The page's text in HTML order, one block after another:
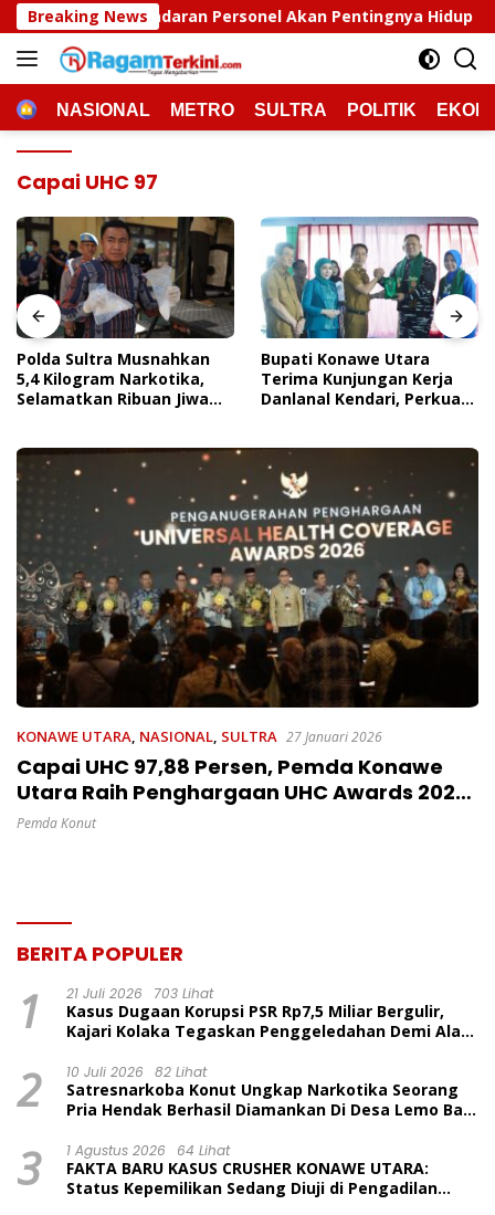
Langsung
ke
konten
Breaking News
Personel Akan Pentingnya Hidup Sehat
HOMENASIONAL METRO SULTRA POLITIK
Capai UHC 97
Polda Sultra Musnahkan
5,4 Kilogram Narkotika,
Selamatkan Ribuan Jiwa
Bupati Konawe Utara
Terima Kunjungan Kerja
Danlanal Kendari, Perkuat
KONAWE UTARA, NASIONAL, SULTRA 27 Januari 2026
Capai UHC 97,88 Persen, Pemda Konawe
Utara Raih Penghargaan UHC Awards 2026
Dari Menko PM
Pemda Konut
BERITA POPULER
1 21 Juli 2026 703 Lihat
Kasus Dugaan Korupsi PSR Rp7,5 Miliar Bergulir,
Kajari Kolaka Tegaskan Penggeledahan Demi Alat
2 10 Juli 2026 82 Lihat
Satresnarkoba Konut Ungkap Narkotika Seorang
Pria Hendak Berhasil Diamankan Di Desa Lemo Bajo
3 1 Agustus 2026 64 Lihat
FAKTA BARU KASUS CRUSHER KONAWE UTARA:
Status Kepemilikan Sedang Diuji di Pengadilan